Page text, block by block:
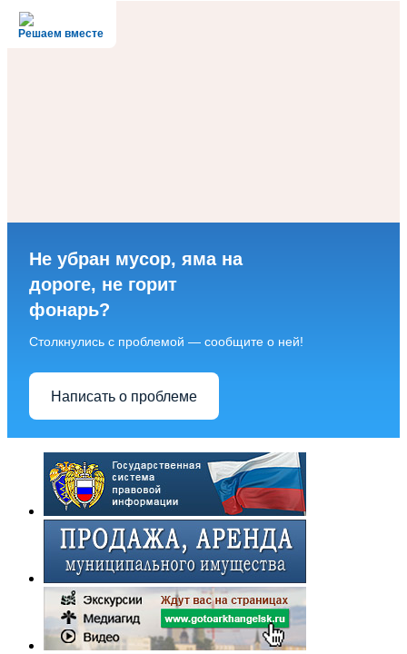
Решаем вместе
Не убран мусор, яма на
дороге, не горит
фонарь?
Столкнулись с проблемой — сообщите о ней!
Написать о проблеме